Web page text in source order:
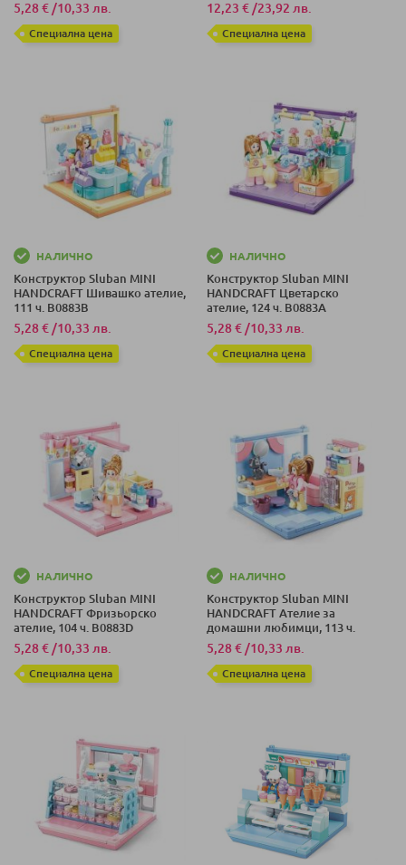
5,28 €/10,33 лв.
Специална цена
12,23 €/23,92 лв.
Специална цена
НАЛИЧНО
Конструктор Sluban MINI
HANDCRAFT Шивашко ателие,
111 ч. B0883B
5,28 €/10,33 лв.
Специална цена
НАЛИЧНО
Конструктор Sluban MINI
HANDCRAFT Цветарско
ателие, 124 ч. B0883A
5,28 €/10,33 лв.
Специална цена
НАЛИЧНО
Конструктор Sluban MINI
HANDCRAFT Фризьорско
ателие, 104 ч. B0883D
5,28 € /10,33 лв.
Специална цена
НАЛИЧНО
Конструктор Sluban MINI
HANDCRAFT Ателие за
домашни любимци, 113 ч.
B0883C
5,28 € /10,33 лв.
Специална цена